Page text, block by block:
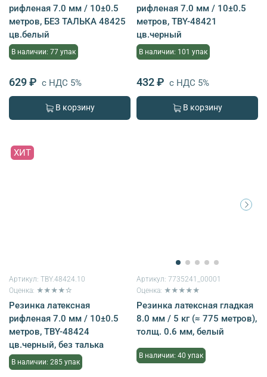
рифленая 7.0 мм / 10±0.5
метров, БЕЗ ТАЛЬКА 48425
цв.белый
В наличии: 77 упак
629 ₽ с НДС 5%
В корзину
рифленая 7.0 мм / 10±0.5
метров, TBY-48421
цв.черный
В наличии: 101 упак
432 ₽ с НДС 5%
В корзину
ХИТ
Артикул: TBY.48424.10
Оценка: ★★★★☆
Резинка латексная
рифленая 7.0 мм / 10±0.5
метров, TBY-48424
цв.черный, без талька
В наличии: 285 упак
Артикул: 7735241_00001
Оценка: ★★★★★
Резинка латексная гладкая
8.0 мм / 5 кг (≈ 775 метров),
толщ. 0.6 мм, белый
В наличии: 40 упак